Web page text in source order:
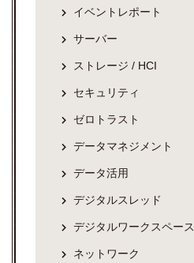
イベントレポート
サーバー
ストレージ / HCI
セキュリティ
ゼロトラスト
データマネジメント
データ活用
デジタルスレッド
デジタルワークスペース
ネットワーク